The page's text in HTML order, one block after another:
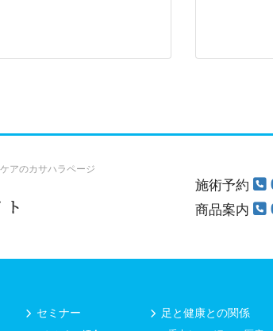
アのカサハラページ
施術予約
商品案内
セミナー 足と健康との関係